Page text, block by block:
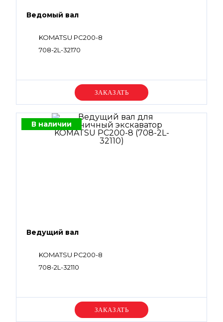
Ведомый вал
KOMATSU PC200-8
708-2L-32170
Уточняйте цену
В наличии
Ведущий вал
KOMATSU PC200-8
708-2L-32110
Уточняйте цену